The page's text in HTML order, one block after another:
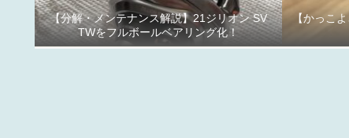
【分解・メンテナンス解説】21ジリオン SV
TWをフルボールベアリング化！
【かっこ